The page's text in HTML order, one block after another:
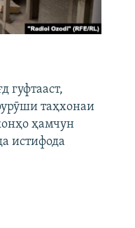
гуфтааст,
таҳхонаи
ҳамчун
истифода